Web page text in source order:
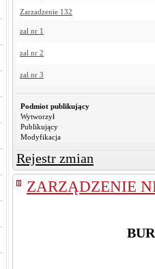
Zarzadzenie 132
zal nr 1
zal nr 2
zal nr 3
Podmiot publikujący
Wytworzył
Publikujący
Modyfikacja
Rejestr zmian
ZARZĄDZENIE